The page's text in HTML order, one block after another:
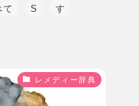
て S す
レメディー辞典